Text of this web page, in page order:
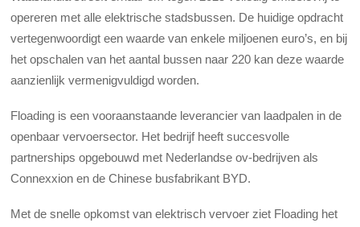
opereren met alle elektrische stadsbussen. De huidige opdracht
vertegenwoordigt een waarde van enkele miljoenen euro’s, en bij
het opschalen van het aantal bussen naar 220 kan deze waarde
aanzienlijk vermenigvuldigd worden.
Floading is een vooraanstaande leverancier van laadpalen in de
openbaar vervoersector. Het bedrijf heeft succesvolle
partnerships opgebouwd met Nederlandse ov-bedrijven als
Connexxion en de Chinese busfabrikant BYD.
Met de snelle opkomst van elektrisch vervoer ziet Floading het